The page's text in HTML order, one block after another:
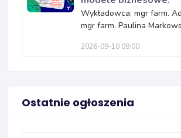
Wykładowca: mgr farm.
mgr farm. Paulina
2026-09-10 09:00
Ostatnie ogłoszenia